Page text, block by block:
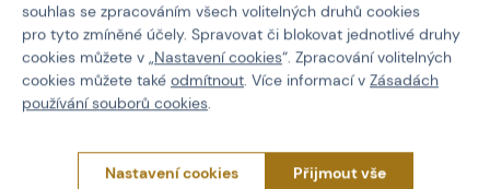
PEW TACTICAL
Rádio sumka pro Baofeng
WOSPORT
souhlas se zpracováním všech volitelných druhů cookies
pro tyto zmíněné účely. Spravovat či blokovat jednotlivé druhy
cookies můžete v „Nastavení cookies“. Zpracování volitelných
cookies můžete také odmítnout. Více informací v Zásadách
používání souborů cookies.
Nastavení cookies Přijmout vše